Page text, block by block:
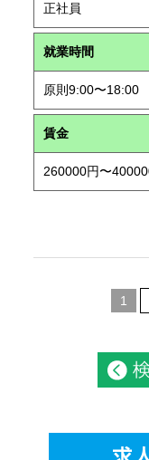
正社員
就業時間
原則9:00〜18:00
賃金
260000円〜
1